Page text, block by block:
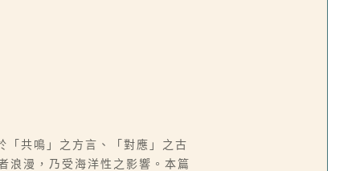
「共鳴」之方言、「對應」之古
浪漫，乃受海洋性之影響。本篇